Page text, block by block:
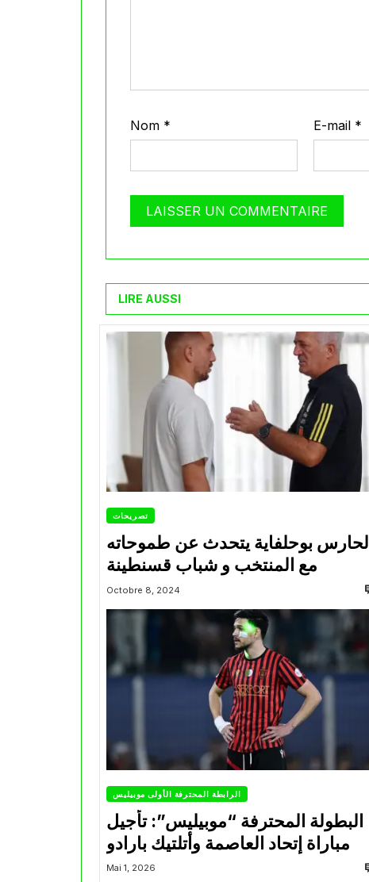
Nom * E-mail *
LIRE AUSSI
تصريحات
الحارس بوحلفاية يتحدث عن طموحاته
مع المنتخب و شباب قسنطينة
Octobre 8, 2024
الرابطة المحترفة الأولى موبيليس
البطولة المحترفة “موبيليس”: تأجيل
مباراة إتحاد العاصمة وأتلتيك بارادو
Mai 1, 2026